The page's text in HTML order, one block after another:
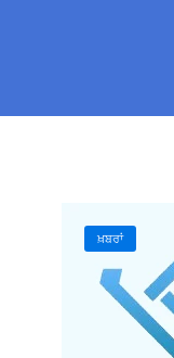
ਖ਼ਬਰਾਂ